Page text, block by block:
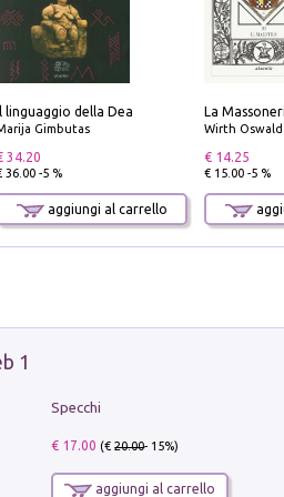
Il linguaggio della Dea
Gimbutas
34.20
36.00 -5 %
aggiungi al carrello
Wirth Oswald
€ 14.25
€ 15.00 -5 %
1
Specchi
€ 17.00 (€20.00- 15%)
aggiungi al carrello